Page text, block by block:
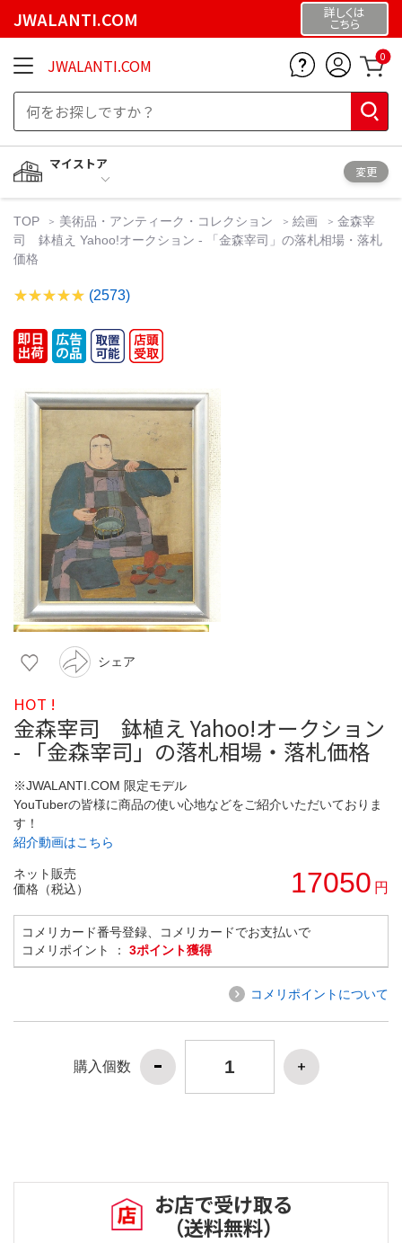
JWALANTI.COM 詳しくは
こちら
JWALANTI.COM 0
マイストア
変更
TOP 美術品・アンティーク・コレクション 絵画
金森宰
司 鉢植え Yahoo!オークション - 「金森宰司」の落札相場・落札
価格
(2573)
シェア
HOT !
金森宰司 鉢植え Yahoo!オークション
- 「金森宰司」の落札相場・落札価格
※JWALANTI.COM 限定モデル
YouTuberの皆様に商品の使い心地などをご紹介いただいておりま
す！
紹介動画はこちら
ネット販売
価格（税込）
17050 円
コメリカード番号登録、コメリカードでお支払いで
コメリポイント ： 3ポイント獲得
コメリポイントについて
購入個数
お店で受け取る
（送料無料）